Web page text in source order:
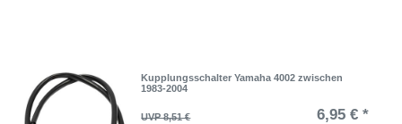
Kupplungsschalter Yamaha 4002 zwischen
1983-2004
UVP 8,51 € 6,95 € *